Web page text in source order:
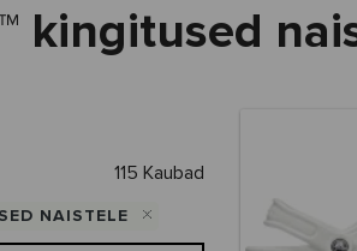
kingitused
115 Kaubad
NAISTELE